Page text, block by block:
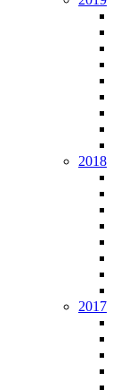
2018
2017